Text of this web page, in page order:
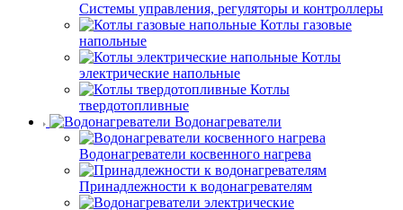
Системы управления, регуляторы и контроллеры
Котлы газовые
напольные
Котлы
электрические напольные
Котлы
твердотопливные
Водонагреватели
Водонагреватели косвенного нагрева
Принадлежности к водонагревателям